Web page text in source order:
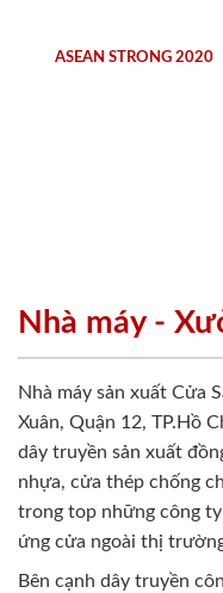
ASEAN STRONG 2020
Nhà máy -
Nhà máy sản xuất Cửa
Xuân, Quận 12, TP.Hồ
dây truyền sản xuất
nhựa, cửa thép chống
trong top những công
ứng cửa ngoài thị
Bên cạnh dây truyền